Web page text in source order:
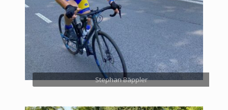
Stephan Bäppler